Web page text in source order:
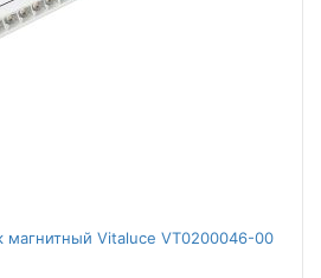
магнитный Vitaluce VT0200046-00